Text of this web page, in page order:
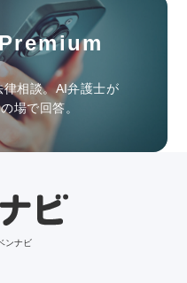
相談。AI弁護士が
場で回答。
ンナビ